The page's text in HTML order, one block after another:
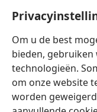
Om u de best
bieden,
technologieën.
om onze website
worden
bespreken en patiënten te
medische conditie en
acceptabel voor alle
Patiënten: Raadpleeg in
uw huisarts of een andere
dokter als u vermoedt dat u
Door deze website te